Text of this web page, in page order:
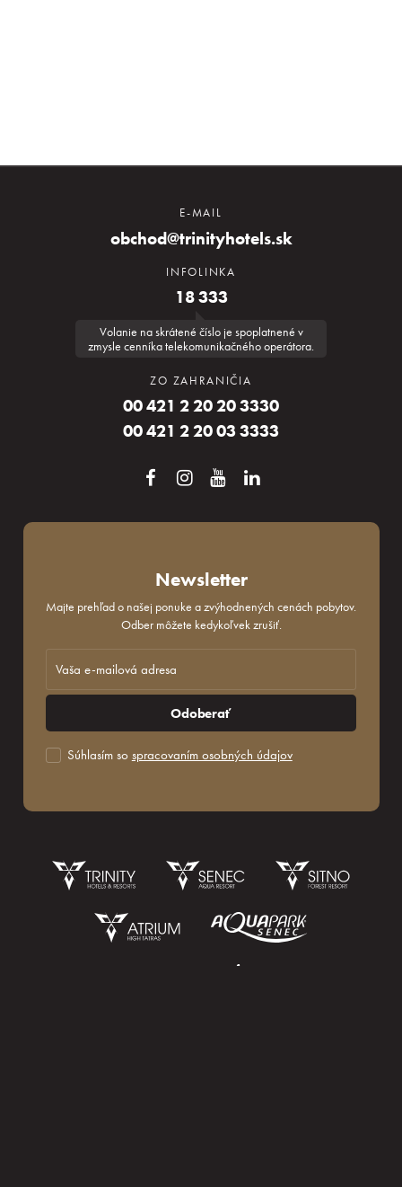
Rodiny s deťmi
E-MAIL
obchod@trinityhotels.sk
INFOLINKA
18 333
Volanie na skrátené číslo je spoplatnené v
zmysle cenníka telekomunikačného operátora.
ZO ZAHRANIČIA
00 421 2 20 20 3330
00 421 2 20 03 3333
Newsletter
Majte prehľad o našej ponuke a zvýhodnených cenách pobytov.
Odber môžete kedykoľvek zrušiť.
Odoberať
Súhlasím so spracovaním osobných údajov